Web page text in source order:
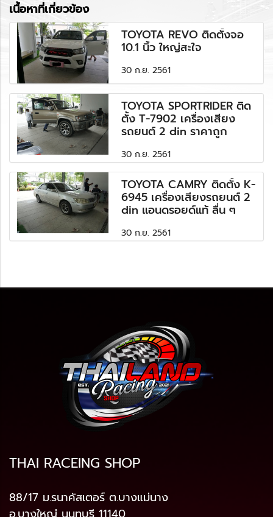
เนื้อหาที่เกี่ยวข้อง
TOYOTA REVO ติดตั้งจอ
10.1 นิ้ว ใหญ่สะใจ
30 ก.ย. 2561
TOYOTA SPORTRIDER ติด
ตั้ง T-7902 เครื่องเสียง
รถยนต์ 2 din ราคาถูก
30 ก.ย. 2561
TOYOTA CAMRY ติดตั้ง K-
6945 เครื่องเสียงรถยนต์ 2
din แอนดรอยด์แท้ ลื่น ๆ
30 ก.ย. 2561
THAI RACEING SHOP
88/17 ม.รนาคัสเตอร์ ต.บางแม่นาง